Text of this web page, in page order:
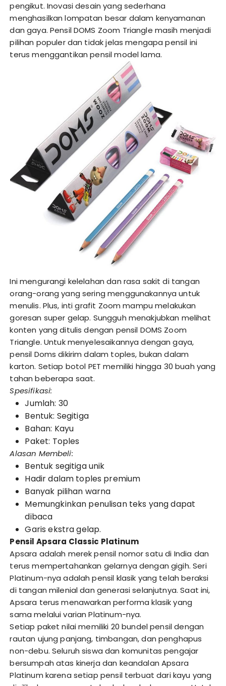
pengikut. Inovasi desain yang sederhana
menghasilkan lompatan besar dalam kenyamanan
dan gaya. Pensil DOMS Zoom Triangle masih menjadi
pilihan populer dan tidak jelas mengapa pensil ini
terus menggantikan pensil model lama.
Ini mengurangi kelelahan dan rasa sakit di tangan
orang-orang yang sering menggunakannya untuk
menulis. Plus, inti grafit Zoom mampu melakukan
goresan super gelap. Sungguh menakjubkan melihat
konten yang ditulis dengan pensil DOMS Zoom
Triangle. Untuk menyelesaikannya dengan gaya,
pensil Doms dikirim dalam toples, bukan dalam
karton. Setiap botol PET memiliki hingga 30 buah yang
tahan beberapa saat.
Spesifikasi:
Jumlah: 30
Bentuk: Segitiga
Bahan: Kayu
Paket: Toples
Alasan Membeli:
Bentuk segitiga unik
Hadir dalam toples premium
Banyak pilihan warna
Memungkinkan penulisan teks yang dapat
dibaca
Garis ekstra gelap.
Pensil Apsara Classic Platinum
Apsara adalah merek pensil nomor satu di India dan
terus mempertahankan gelarnya dengan gigih. Seri
Platinum-nya adalah pensil klasik yang telah beraksi
di tangan milenial dan generasi selanjutnya. Saat ini,
Apsara terus menawarkan performa klasik yang
sama melalui varian Platinum-nya.
Setiap paket nilai memiliki 20 bundel pensil dengan
rautan ujung panjang, timbangan, dan penghapus
non-debu. Seluruh siswa dan komunitas pengajar
bersumpah atas kinerja dan keandalan Apsara
Platinum karena setiap pensil terbuat dari kayu yang